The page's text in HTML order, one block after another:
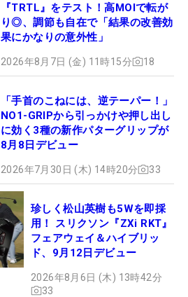
『TRTL』をテスト！高MOIで転が
り◎、調節も自在で「結果の改善効
果にかなりの意外性」
2026年8月7日 (金) 11時15分 18
「手首のこねには、逆テーパー！」
NO1-GRIPから引っかけや押し出し
に効く3種の新作パターグリップが
8月8日デビュー
2026年7月30日 (木) 14時20分 33
珍しく松山英樹も5Wを即採
用！ スリクソン『ZXi RKT』
フェアウェイ＆ハイブリッ
ド、9月12日デビュー
2026年8月6日 (木) 13時42分
33